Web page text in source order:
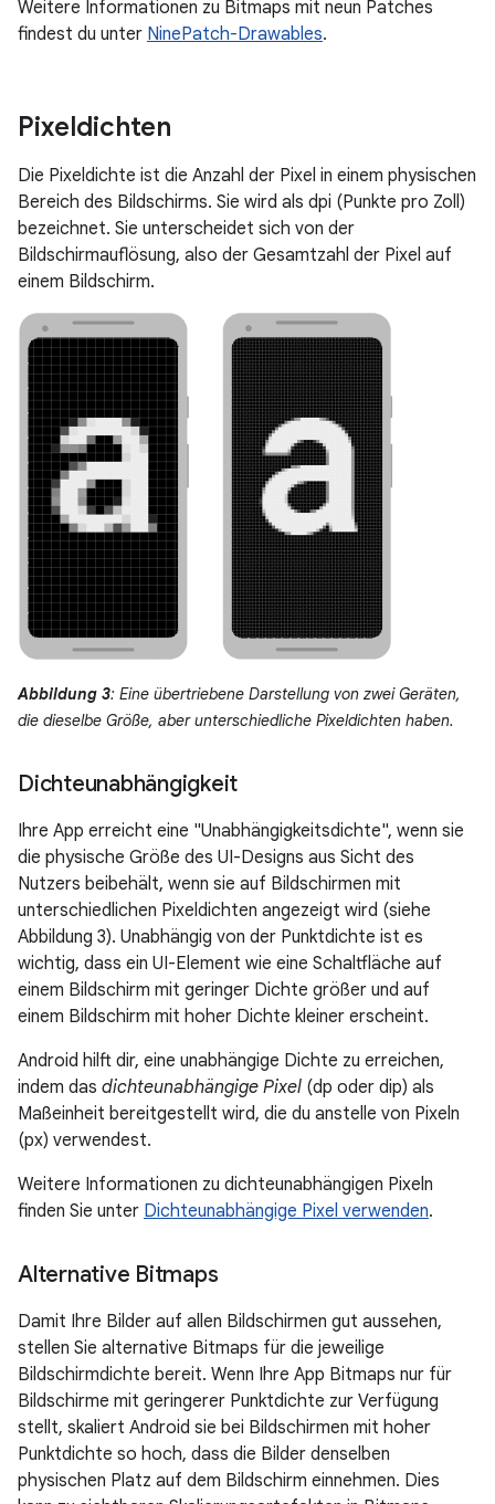
Weitere Informationen zu Bitmaps mit neun Patches
findest du unter NinePatch-Drawables.
Pixeldichten
Die Pixeldichte ist die Anzahl der Pixel in einem physischen
Bereich des Bildschirms. Sie wird als dpi (Punkte pro Zoll)
bezeichnet. Sie unterscheidet sich von der
Bildschirmauflösung, also der Gesamtzahl der Pixel auf
einem Bildschirm.
Abbildung 3: Eine übertriebene Darstellung von zwei Geräten,
die dieselbe Größe, aber unterschiedliche Pixeldichten haben.
Dichteunabhängigkeit
Ihre App erreicht eine "Unabhängigkeitsdichte", wenn sie
die physische Größe des UI-Designs aus Sicht des
Nutzers beibehält, wenn sie auf Bildschirmen mit
unterschiedlichen Pixeldichten angezeigt wird (siehe
Abbildung 3). Unabhängig von der Punktdichte ist es
wichtig, dass ein UI-Element wie eine Schaltfläche auf
einem Bildschirm mit geringer Dichte größer und auf
einem Bildschirm mit hoher Dichte kleiner erscheint.
Android hilft dir, eine unabhängige Dichte zu erreichen,
indem das dichteunabhängige Pixel (dp oder dip) als
Maßeinheit bereitgestellt wird, die du anstelle von Pixeln
(px) verwendest.
Weitere Informationen zu dichteunabhängigen Pixeln
finden Sie unter Dichteunabhängige Pixel verwenden.
Alternative Bitmaps
Damit Ihre Bilder auf allen Bildschirmen gut aussehen,
stellen Sie alternative Bitmaps für die jeweilige
Bildschirmdichte bereit. Wenn Ihre App Bitmaps nur für
Bildschirme mit geringerer Punktdichte zur Verfügung
stellt, skaliert Android sie bei Bildschirmen mit hoher
Punktdichte so hoch, dass die Bilder denselben
physischen Platz auf dem Bildschirm einnehmen. Dies